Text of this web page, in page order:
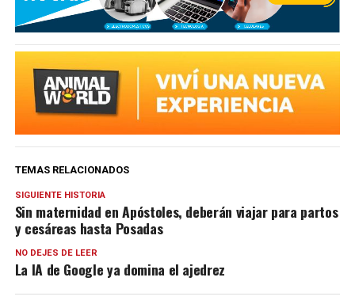
TEMAS RELACIONADOS
SIGUIENTE HISTORIA
Sin maternidad en Apóstoles, deberán viajar para partos
y cesáreas hasta Posadas
NO DEJES DE LEER
La IA de Google ya domina el ajedrez